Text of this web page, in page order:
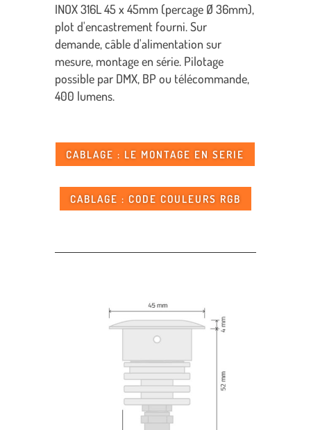
INOX 316L 45 x 45mm (percage Ø 36mm),
plot d'encastrement fourni. Sur
demande, câble d'alimentation sur
mesure, montage en série. Pilotage
possible par DMX, BP ou télécommande,
400 lumens.
CABLAGE : LE MONTAGE EN SERIE
CABLAGE : CODE COULEURS RGB